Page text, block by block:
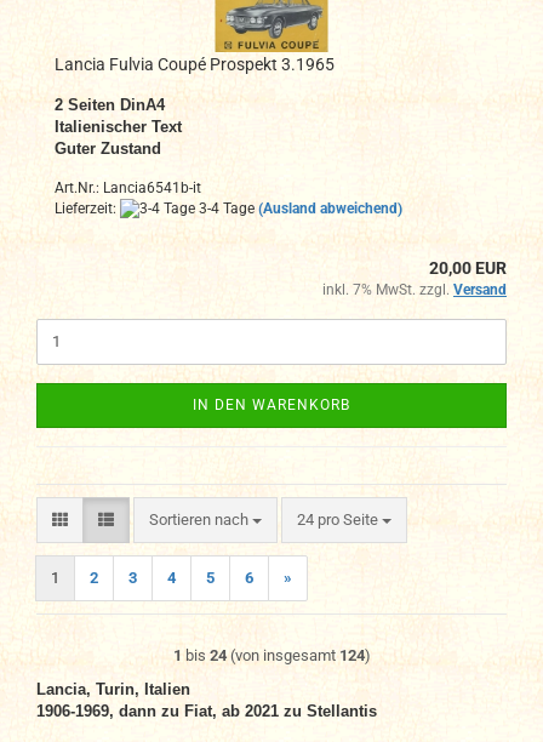
Lancia Fulvia Coupé Prospekt 3.1965
2 Seiten DinA4
Italienischer Text
Guter Zustand
Art.Nr.: Lancia6541b-it
Lieferzeit:
3-4 Tage (Ausland abweichend)
20,00 EUR
inkl. 7% MwSt. zzgl. Versand
IN DEN WARENKORB
Sortieren nach
Sortieren nach 24 pro Seite
pro Seite
1 2 3 4 5 6 »
1bis 24(von insgesamt124)
Lancia, Turin, Italien
1906-1969, dann zu Fiat, ab 2021 zu Stellantis